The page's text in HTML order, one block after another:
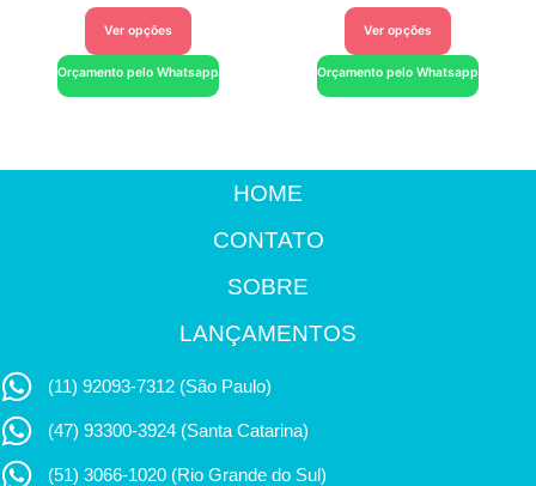
Ver opções
Orçamento pelo Whatsapp
Ver opções
Orçamento pelo Whatsapp
HOME
CONTATO
SOBRE
LANÇAMENTOS
(11) 92093-7312 (São Paulo)
(47) 93300-3924 (Santa Catarina)
(51) 3066-1020 (Rio Grande do Sul)